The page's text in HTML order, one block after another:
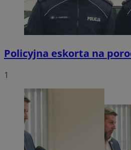
Policyjna eskorta na
1